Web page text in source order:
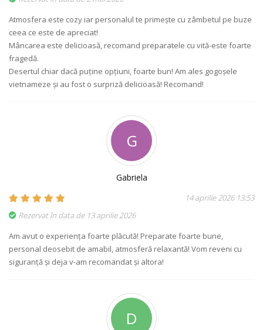
Atmosfera este cozy iar personalul te primește cu zâmbetul pe buze
ceea ce este de apreciat!
Mâncarea este delicioasă, recomand preparatele cu vită-este foarte
fragedă.
Desertul chiar dacă puține opțiuni, foarte bun! Am ales gogoșele
vietnameze și au fost o surpriză delicioasă! Recomand!
G
Gabriela
14 aprilie 2026 13:53
Rezervat în data de 13 aprilie 2026
Am avut o experiența foarte plăcută! Preparate foarte bune,
personal deosebit de amabil, atmosferă relaxantă! Vom reveni cu
siguranță și deja v-am recomandat și altora!
D